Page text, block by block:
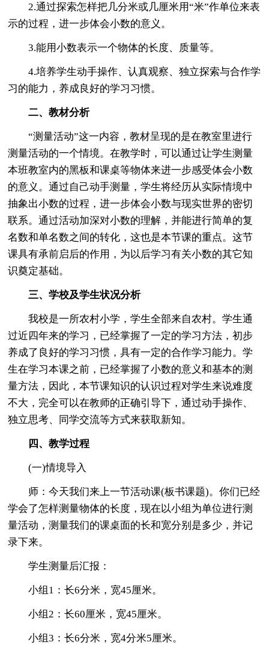
2.通过探索怎样把几分米或几厘米用“米”作单位来表
示的过程，进一步体会小数的意义。
3.能用小数表示一个物体的长度、质量等。
4.培养学生动手操作、认真观察、独立探索与合作学
习的能力，养成良好的学习习惯。
二、教材分析
“测量活动”这一内容，教材呈现的是在教室里进行
测量活动的一个情境。在教学时，可以通过让学生测量
本班教室内的黑板和课桌等物体来进一步感受体会小数
的意义。通过自己动手测量，学生将经历从实际情境中
抽象出小数的过程，进一步体会小数与现实世界的密切
联系。通过活动加深对小数的理解，并能进行简单的复
名数和单名数之间的转化，这也是本节课的重点。这节
课具有承前启后的作用，为以后学习有关小数的其它知
识奠定基础。
三、学校及学生状况分析
我校是一所农村小学，学生全部来自农村。学生通
过近四年来的学习，已经掌握了一定的学习方法，初步
养成了良好的学习习惯，具有一定的合作学习能力。学
生在学习本课之前，已经掌握了小数的意义和基本的测
量方法，因此，本节课知识的认识过程对学生来说难度
不大，完全可以在教师的正确引导下，通过动手操作、
独立思考、同学交流等方式来获取新知。
四、教学过程
(一)情境导入
师：今天我们来上一节活动课(板书课题)。你们已经
学会了怎样测量物体的长度，现在以小组为单位进行测
量活动，测量我们的课桌面的长和宽分别是多少，并记
录下来。
学生测量后汇报：
小组1：长6分米，宽45厘米。
小组2：长60厘米，宽45厘米。
小组3：长6分米，宽4分米5厘米。